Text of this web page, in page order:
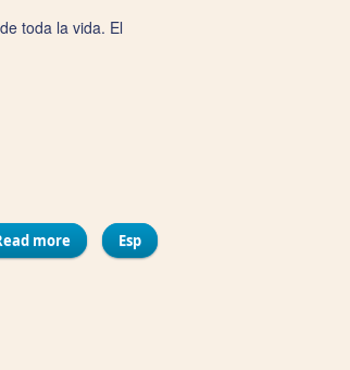
toda la vida. El
more about Las Tapitas de Olga y los 5
Esp